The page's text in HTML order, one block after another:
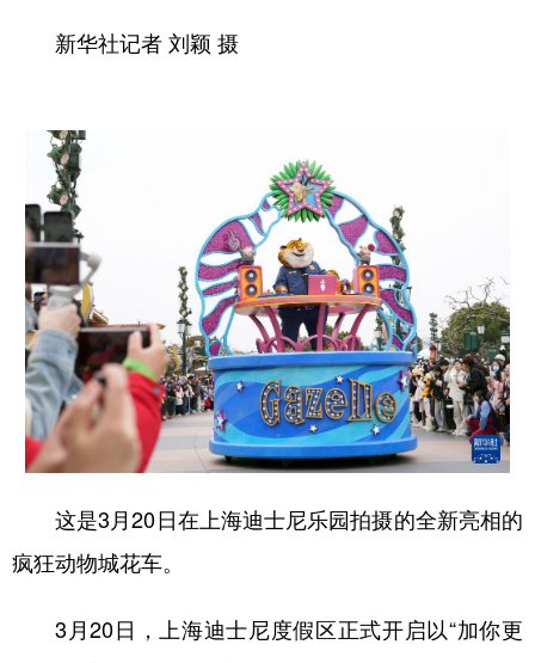
新华社记者 刘颖 摄
这是3月20日在上海迪士尼乐园拍摄的全新亮相的
疯狂动物城花车。
3月20日，上海迪士尼度假区正式开启以“加你更